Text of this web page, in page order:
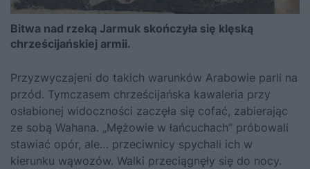
Bitwa nad rzeką Jarmuk skończyła się klęską
chrześcijańskiej armii.
Przyzwyczajeni do takich warunków Arabowie parli na
przód. Tymczasem chrześcijańska kawaleria przy
osłabionej widoczności zaczęła się cofać, zabierając
ze sobą Wahana. „Mężowie w łańcuchach” próbowali
stawiać opór, ale… przeciwnicy spychali ich w
kierunku wąwozów. Walki przeciągnęły się do nocy.